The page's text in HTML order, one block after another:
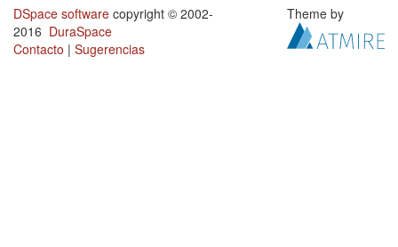
DSpace software copyright © 2002-
2016 DuraSpace
Contacto | Sugerencias
Theme by